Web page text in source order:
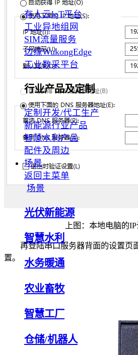
有人云loT平台
工业异地组网
SIM流量服务
边缘WukongEdge
工业数采平台
行业产品及定制
定制开发/代工生产
新能源行业产品
智慧水利产品
配件及周边
场景
返回主菜单
场景
光伏新能源
智慧水利
水务暖通
农业畜牧
智慧工厂
仓储/机器人
上图：本地电脑的IP
再登陆串口服务器背面的设置页面
置。